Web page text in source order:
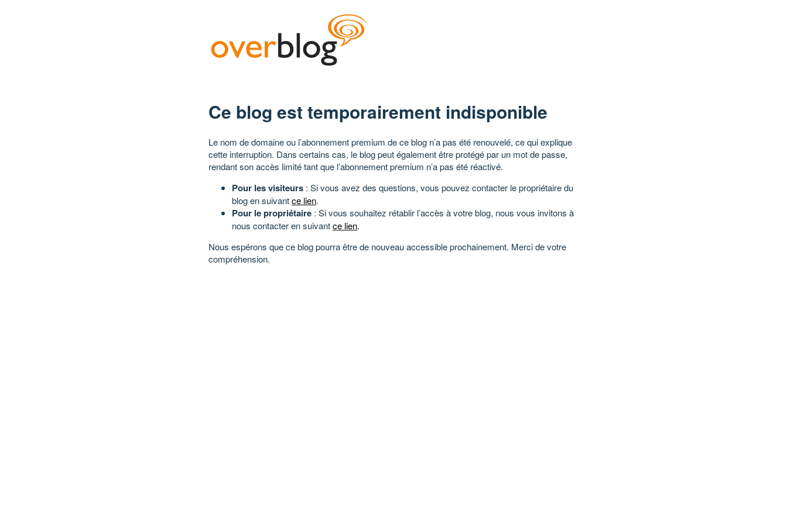
Ce blog est temporairement indisponible
Le nom de domaine ou l’abonnement premium de ce blog n’a pas été renouvelé, ce qui explique
cette interruption. Dans certains cas, le blog peut également être protégé par un mot de passe,
rendant son accès limité tant que l’abonnement premium n’a pas été réactivé.
Pour les visiteurs : Si vous avez des questions, vous pouvez contacter le propriétaire du
blog en suivantce lien.
Pour le propriétaire : Si vous souhaitez rétablir l’accès à votre blog, nous vous invitons à
nous contacter en suivantce lien.
Nous espérons que ce blog pourra être de nouveau accessible prochainement. Merci de votre
compréhension.